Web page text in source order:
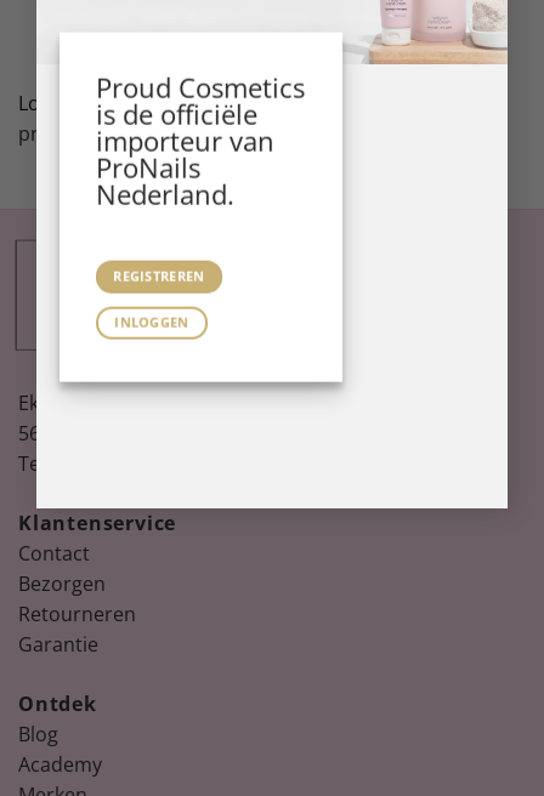
Proud Cosmetics
is de officiële
importeur van
ProNails
Nederland.
REGISTREREN
INLOGGEN
Login registreervoor
prijzen.
Ekkersrijt 1121
5692 AD Son
Tel:
Klantenservice
Contact
Bezorgen
Retourneren
Garantie
Ontdek
Blog
Academy